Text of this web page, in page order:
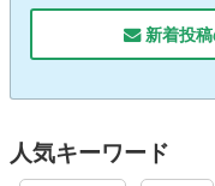
新着投稿
人気キーワード